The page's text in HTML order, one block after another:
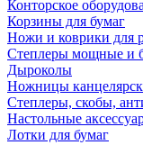
Конторское
Корзины для бумаг
Ножи и коврики для
Степлеры мощные и
Дыроколы
Ножницы
Степлеры, скобы,
Настольные
Лотки для бумаг